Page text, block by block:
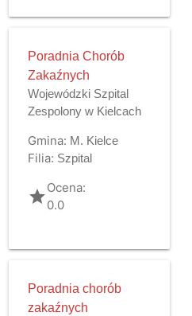
Poradnia Chorób
Zakaźnych
Wojewódzki Szpital
Zespolony w Kielcach
Gmina: M. Kielce
Filia: Szpital
gradeOcena:
0.0
Poradnia chorób
zakaźnych